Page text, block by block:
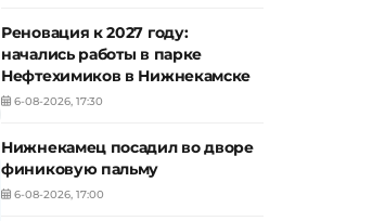
Реновация к 2027 году:
начались работы в парке
Нефтехимиков в Нижнекамске
6-08-2026, 17:30
Нижнекамец посадил во дворе
финиковую пальму
6-08-2026, 17:00